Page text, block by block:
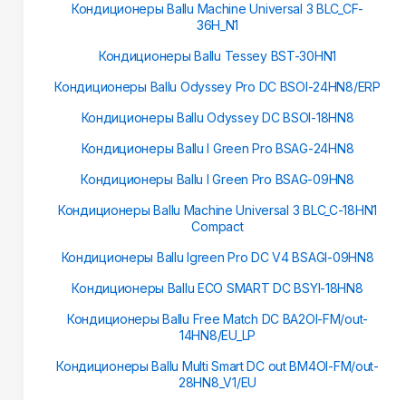
Кондиционеры Ballu Machine Universal 3 BLC_CF-
36H_N1
Кондиционеры Ballu Tessey BST-30HN1
Кондиционеры Ballu Odyssey Pro DC BSOI-24HN8/ERP
Кондиционеры Ballu Odyssey DC BSOI-18HN8
Кондиционеры Ballu I Green Pro BSAG-24HN8
Кондиционеры Ballu I Green Pro BSAG-09HN8
Кондиционеры Ballu Machine Universal 3 BLC_C-18HN1
Compact
Кондиционеры Ballu Igreen Pro DC V4 BSAGI-09HN8
Кондиционеры Ballu ECO SMART DC BSYI-18HN8
Кондиционеры Ballu Free Match DC BA2OI-FM/out-
14HN8/EU_LP
Кондиционеры Ballu Multi Smart DC out BM4OI-FM/out-
28HN8_V1/EU